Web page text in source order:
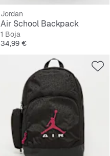
Jordan
Air School Backpack
1 Boja
Cijena
34,99 €